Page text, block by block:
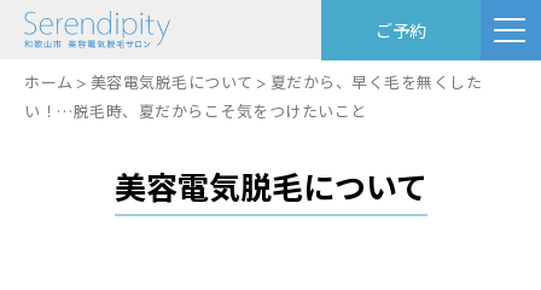
ご予約
ホーム 美容電気脱毛について
夏だから、早く毛を無くした
い！…脱毛時、夏だからこそ気をつけたいこと
美容電気脱毛について